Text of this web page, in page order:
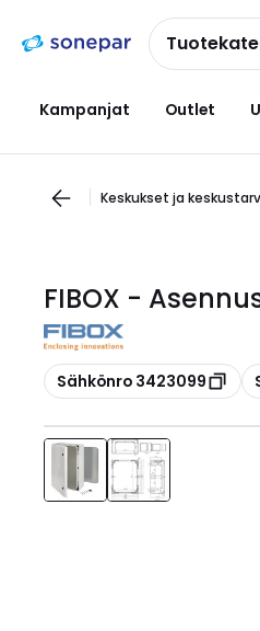
navigointiinsisältöön
Kampanjat Outlet
Keskukset ja
FIBOX -
Kopioi
Sähkönro 3423099